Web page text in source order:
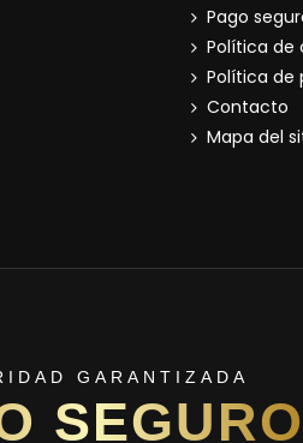
Pago
Política de
Política de
Contacto
Mapa del
GARANTIZADA
SEGURO